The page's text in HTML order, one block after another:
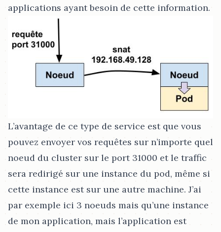
applications ayant besoin de cette information.
L’avantage de ce type de service est que vous
pouvez envoyer vos requêtes sur n’importe quel
noeud du cluster sur le port 31000 et le traffic
sera redirigé sur une instance du pod, même si
cette instance est sur une autre machine. J’ai
par exemple ici 3 noeuds mais qu’une instance
de mon application, mais l’application est